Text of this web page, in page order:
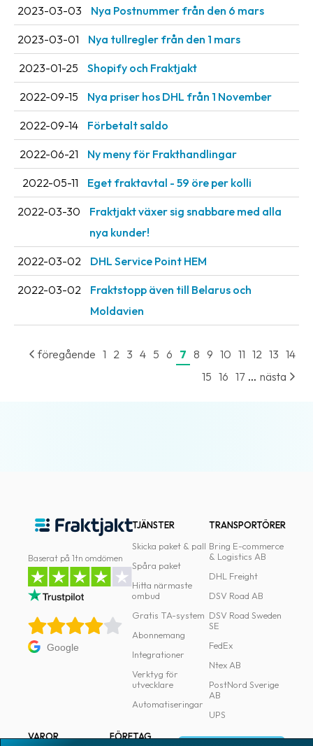
innehåll
2023-03-03 Nya Postnummer från den 6 mars
2023-03-01 Nya tullregler från den 1 mars
2023-01-25 Shopify och Fraktjakt
2022-09-15 Nya priser hos DHL från 1 November
2022-09-14 Förbetalt saldo
2022-06-21 Ny meny för Frakthandlingar
2022-05-11 Eget fraktavtal - 59 öre per kolli
2022-03-30
Fraktjakt växer sig snabbare med alla
nya kunder!
2022-03-02 DHL Service Point HEM
2022-03-02
Fraktstopp även till Belarus och
Moldavien
föregående 1 2 3 4 5 6 7 8 9 10 11 12 13 14
15 16 17 ... nästa
Baserat på 1tn omdömen
Google
TJÄNSTER
Skicka paket & pall
Spåra paket
Hitta närmaste
ombud
Gratis TA-system
Abonnemang
Integrationer
Verktyg för
utvecklare
Automatiseringar
TRANSPORTÖRER
Bring E-commerce
& Logistics AB
DHL Freight
DSV Road AB
DSV Road Sweden
SE
FedEx
Ntex AB
PostNord Sverige
AB
UPS
VAROR
FÖRETAG